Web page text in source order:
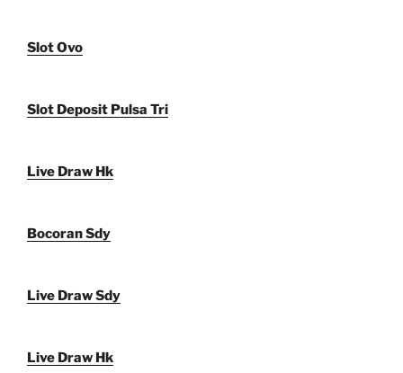
Slot Ovo
Slot Deposit Pulsa Tri
Live Draw Hk
Bocoran Sdy
Live Draw Sdy
Live Draw Hk